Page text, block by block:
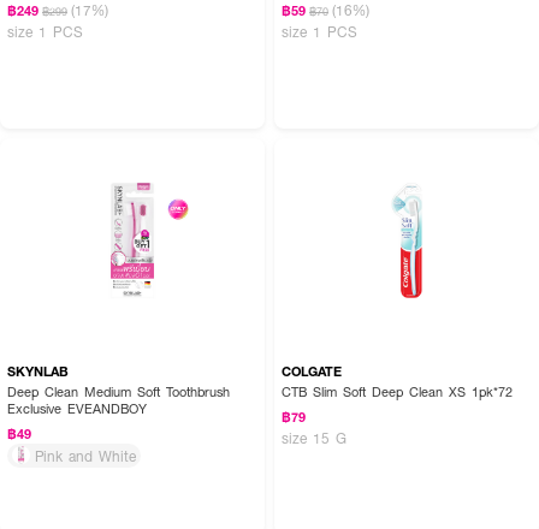
฿249 ฿299 (17%)
size 1 PCS
฿59 ฿70 (16%)
size 1 PCS
SKYNLAB
Deep Clean Medium Soft Toothbrush
Exclusive EVEANDBOY
฿49
Pink and White
COLGATE
CTB Slim Soft Deep Clean XS 1pk*72
฿79
size 15 G